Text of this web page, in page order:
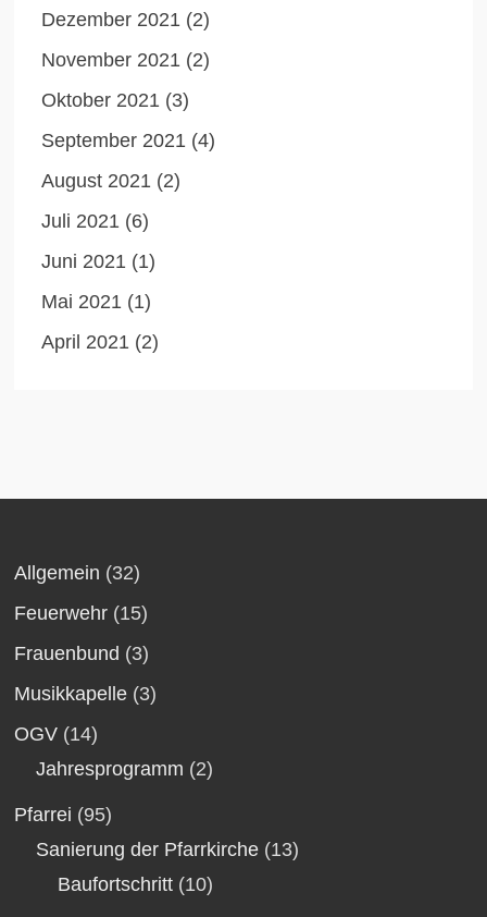
Dezember 2021 (2)
November 2021 (2)
Oktober 2021 (3)
September 2021 (4)
August 2021 (2)
Juli 2021 (6)
Juni 2021 (1)
Mai 2021 (1)
April 2021 (2)
Allgemein (32)
Feuerwehr (15)
Frauenbund (3)
Musikkapelle (3)
OGV (14)
Jahresprogramm (2)
Pfarrei (95)
Sanierung der Pfarrkirche (13)
Baufortschritt (10)